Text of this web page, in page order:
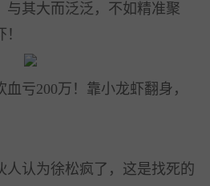
与其大而泛泛，不如精准聚
200万！靠小龙虾翻身，
认为徐松疯了，这是找死的